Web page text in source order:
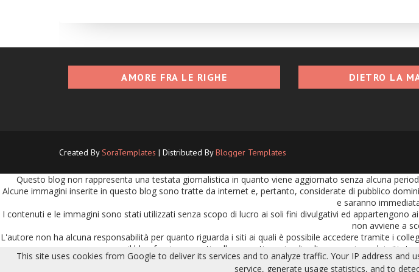
AMORE FRA LE RIGHE DIETRO LA
Created BySoraTemplates | Distributed ByBlogger Templates
Questo blog non rappresenta una testata giornalistica in quanto viene aggiornato senza alcuna
Alcune immagini inserite in questo blog sono tratte da internet e, pertanto, considerate di pubblico
e saranno
I contenuti e le immagini sono stati utilizzati senza scopo di lucro ai soli fini divulgativi ed
non avviene a
L'autore non ha alcuna responsabilità per quanto riguarda i siti ai quali è possibile accedere tramite i
il blog fornisca questi collegamenti non implica l'approvazione dei siti
L'autore del sito non ha alcuna responsabilità per le segnalazioni riportate nei commenti e per i loro
This site uses cookies from Google to deliver its services and to analyze traffic. Your IP address
service, generate usage statistics, and to